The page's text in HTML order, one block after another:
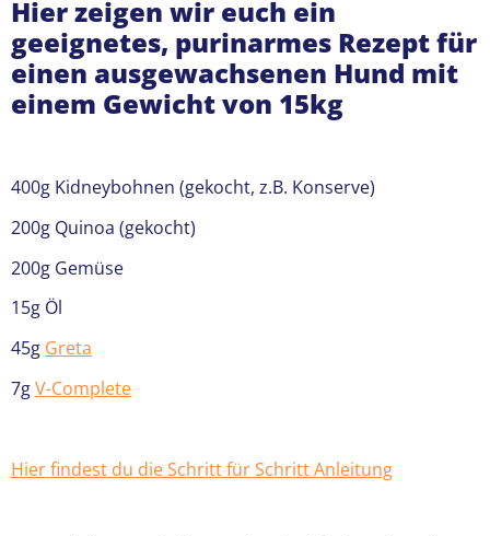
Hier zeigen wir euch ein
geeignetes, purinarmes Rezept für
einen ausgewachsenen Hund mit
einem Gewicht von 15kg
400g Kidneybohnen (gekocht, z.B. Konserve)
200g Quinoa (gekocht)
200g Gemüse
15g Öl
45g Greta
7gV-Complete
Hier findest du die Schritt für Schritt Anleitung